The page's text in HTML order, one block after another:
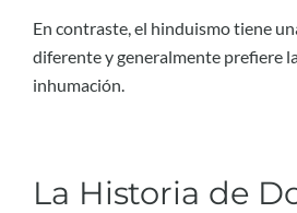
En contraste, el hinduismo tiene
diferente y generalmente prefiere
inhumación.
La Historia de